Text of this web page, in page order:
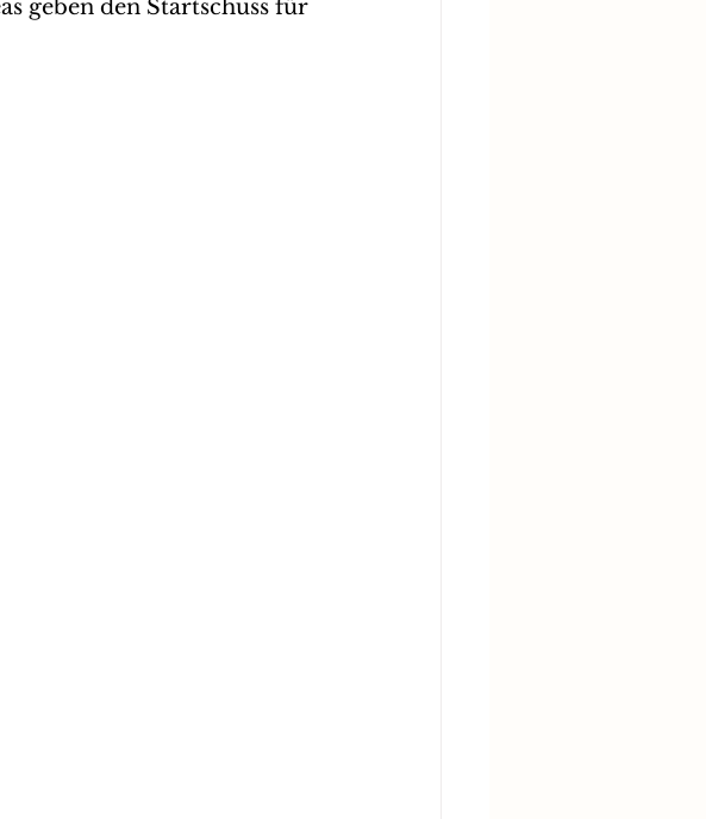
geben den Startschuss für